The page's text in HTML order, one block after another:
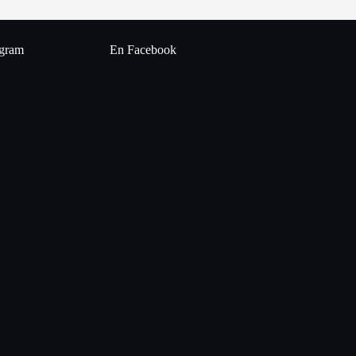
En Facebook